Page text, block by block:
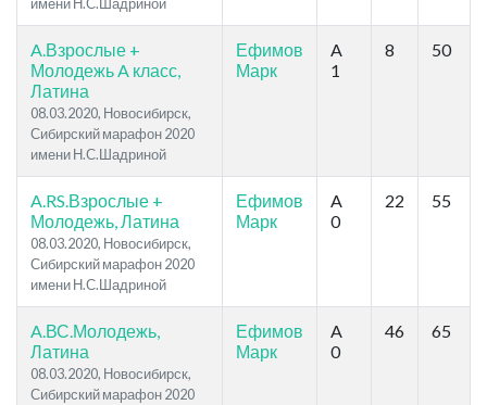
A.Взрослые +
Молодежь A класс,
Латина
08.03.2020, Новосибирск,
Сибирский марафон 2020
имени Н.С.Шадриной
Ефимов
Марк
A
1
8 50
A.RS.Взрослые +
Молодежь, Латина
08.03.2020, Новосибирск,
Сибирский марафон 2020
имени Н.С.Шадриной
Ефимов
Марк
A
0
22 55
A.ВС.Молодежь,
Латина
08.03.2020, Новосибирск,
Сибирский марафон 2020
Ефимов
Марк
A
0
46 65